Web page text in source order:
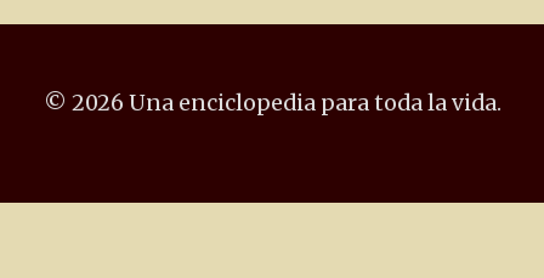
© 2026 Una enciclopedia para toda la vida.